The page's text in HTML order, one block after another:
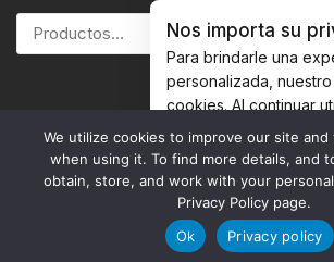
© 2026 Herrametal | Política de
Nos importa su
Para brindarle una
personalizada, nuestro
cookies. Al continuar
sitio, usted acepta
cookies.
Accept Cookies
We utilize cookies to improve our site and
when using it. To find more details, and
obtain, store, and work with your
Privacy Policy page.
Ok
Privacy policy